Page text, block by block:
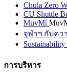
Chula Zero
CU Shuttle
MuvMi
จุฬาฯ กับคว
Sustainability
การบริหาร